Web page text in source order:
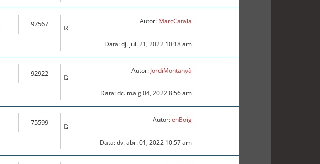
97567 Autor: MarcCatala
Data: dj. jul. 21, 2022 10:18 am
92922 Autor: JordiMontanyà
Data: dc. maig 04, 2022 8:56 am
75599 Autor:enBoig
Data: dv. abr. 01, 2022 10:57 am